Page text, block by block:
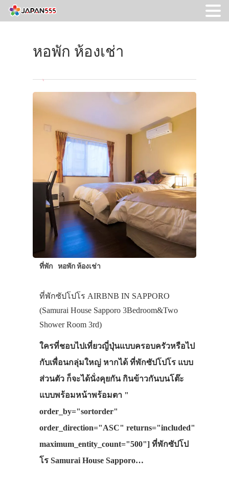
หอพัก ห้องเช่า
ที่พัก หอพัก ห้องเช่า
ที่พักซัปโปโร AIRBNB IN SAPPORO
(Samurai House Sapporo 3Bedroom&Two
Shower Room 3rd)
ใครที่ชอบไปเที่ยวญี่ปุ่นแบบครอบครัวหรือไป
กับเพื่อนกลุ่มใหญ่ หากได้ ที่พักซัปโปโร แบบ
ส่วนตัว ก็จะได้นั่งคุยกัน กินข้าวกันบนโต๊ะ
แบบพร้อมหน้าพร้อมตา "
order_by="sortorder"
order_direction="ASC" returns="included"
maximum_entity_count="500"] ที่พักซัปโป
โร Samurai House Sapporo…